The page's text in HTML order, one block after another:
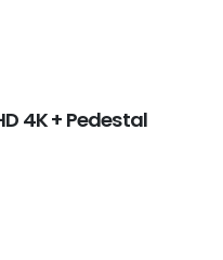
4K + Pedestal